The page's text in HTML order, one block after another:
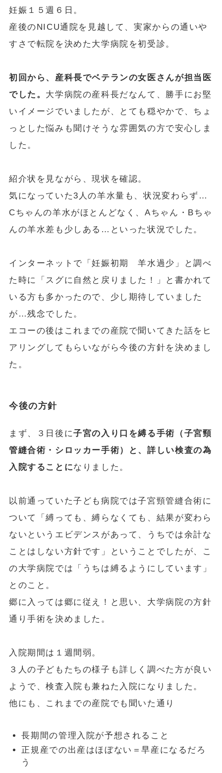
妊娠１５週６日。
産後のNICU通院を見越して、実家からの通いや
すさで転院を決めた大学病院を初受診。
初回から、産科長でベテランの女医さんが担当医
でした。 大学病院の産科長だなんて、勝手にお堅
いイメージでいましたが、とても穏やかで、ちょ
っとした悩みも聞けそうな雰囲気の方で安心しま
した。
紹介状を見ながら、現状を確認。
気になっていた3人の羊水量も、状況変わらず…
Cちゃんの羊水がほとんどなく、Aちゃん・Bちゃ
んの羊水差も少しある…といった状況でした。
インターネットで「妊娠初期 羊水過少」と調べ
た時に「スグに自然と戻りました！」と書かれて
いる方も多かったので、少し期待していました
が…残念でした。
エコーの後はこれまでの産院で聞いてきた話をヒ
アリングしてもらいながら今後の方針を決めまし
た。
今後の方針
まず、３日後に子宮の入り口を縛る手術（子宮頸
管縫合術・シロッカー手術）と、詳しい検査の為
入院することになりました。
以前通っていた子ども病院では子宮頸管縫合術に
ついて「縛っても、縛らなくても、結果が変わら
ないというエビデンスがあって、うちでは余計な
ことはしない方針です」ということでしたが、こ
の大学病院では「うちは縛るようにしています」
とのこと。
郷に入っては郷に従え！と思い、大学病院の方針
通り手術を決めました。
入院期間は１週間弱。
３人の子どもたちの様子も詳しく調べた方が良い
ようで、検査入院も兼ねた入院になりました。
他にも、これまでの産院でも聞いた通り
長期間の管理入院が予想されること
正規産での出産はほぼない＝早産になるだろ
う